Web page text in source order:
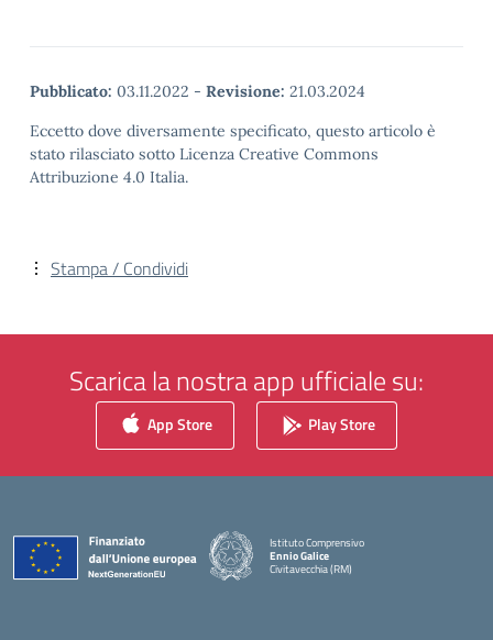
Pubblicato: 03.11.2022 - Revisione: 21.03.2024
Eccetto dove diversamente specificato, questo articolo è
stato rilasciato sotto Licenza Creative Commons
Attribuzione 4.0 Italia.
Stampa / Condividi
Scarica la nostra app ufficiale su:
App Store Play Store
Istituto Comprensivo
Ennio Galice
Civitavecchia (RM)